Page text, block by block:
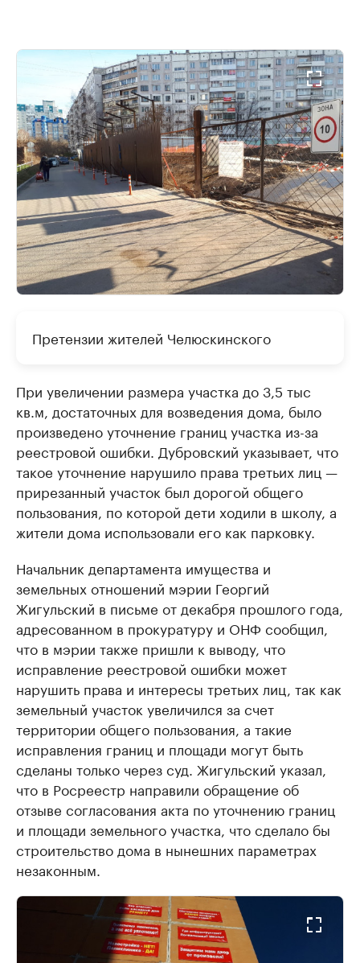
Претензии жителей Челюскинского
При увеличении размера участка до 3,5 тыс
кв.м, достаточных для возведения дома, было
произведено уточнение границ участка из-за
реестровой ошибки. Дубровский указывает, что
такое уточнение нарушило права третьих лиц —
прирезанный участок был дорогой общего
пользования, по которой дети ходили в школу, а
жители дома использовали его как парковку.
Начальник департамента имущества и
земельных отношений мэрии Георгий
Жигульский в письме от декабря прошлого года,
адресованном в прокуратуру и ОНФ сообщил,
что в мэрии также пришли к выводу, что
исправление реестровой ошибки может
нарушить права и интересы третьих лиц, так как
земельный участок увеличился за счет
территории общего пользования, а такие
исправления границ и площади могут быть
сделаны только через суд. Жигульский указал,
что в Росреестр направили обращение об
отзыве согласования акта по уточнению границ
и площади земельного участка, что сделало бы
строительство дома в нынешних параметрах
незаконным.